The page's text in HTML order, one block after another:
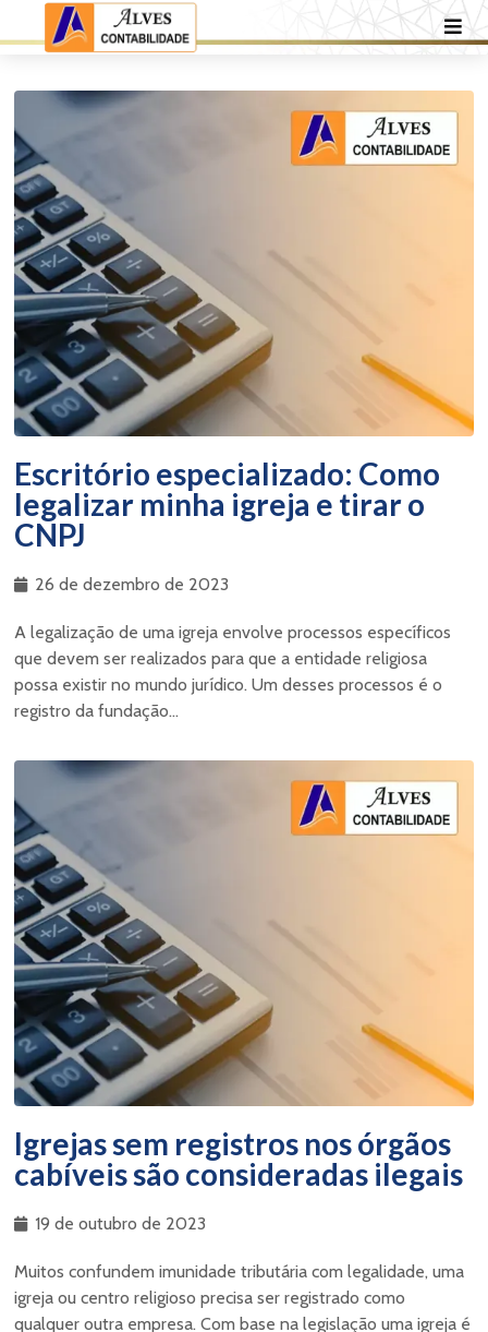
Escritório especializado: Como
legalizar minha igreja e tirar o
CNPJ
26 de dezembro de 2023
A legalização de uma igreja envolve processos específicos
que devem ser realizados para que a entidade religiosa
possa existir no mundo jurídico. Um desses processos é o
registro da fundação...
Igrejas sem registros nos órgãos
cabíveis são consideradas ilegais
19 de outubro de 2023
Muitos confundem imunidade tributária com legalidade, uma
igreja ou centro religioso precisa ser registrado como
qualquer outra empresa. Com base na legislação uma igreja é